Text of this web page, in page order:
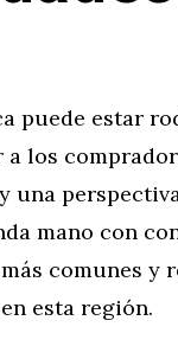
puede estar
los
una
mano con
comunes y
esta región.